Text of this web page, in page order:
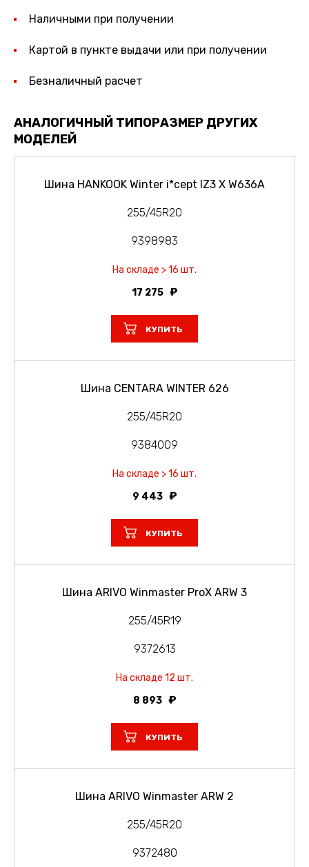
Наличными при получении
Картой в пункте выдачи или при получении
Безналичный расчет
АНАЛОГИЧНЫЙ ТИПОРАЗМЕР ДРУГИХ
МОДЕЛЕЙ
Шина HANKOOK Winter i*cept IZ3 X W636A
255/45R20
9398983
На складе > 16 шт.
17 275
КУПИТЬ
Шина CENTARA WINTER 626
255/45R20
9384009
На складе > 16 шт.
9 443
КУПИТЬ
Шина ARIVO Winmaster ProX ARW 3
255/45R19
9372613
На складе 12 шт.
8 893
КУПИТЬ
Шина ARIVO Winmaster ARW 2
255/45R20
9372480